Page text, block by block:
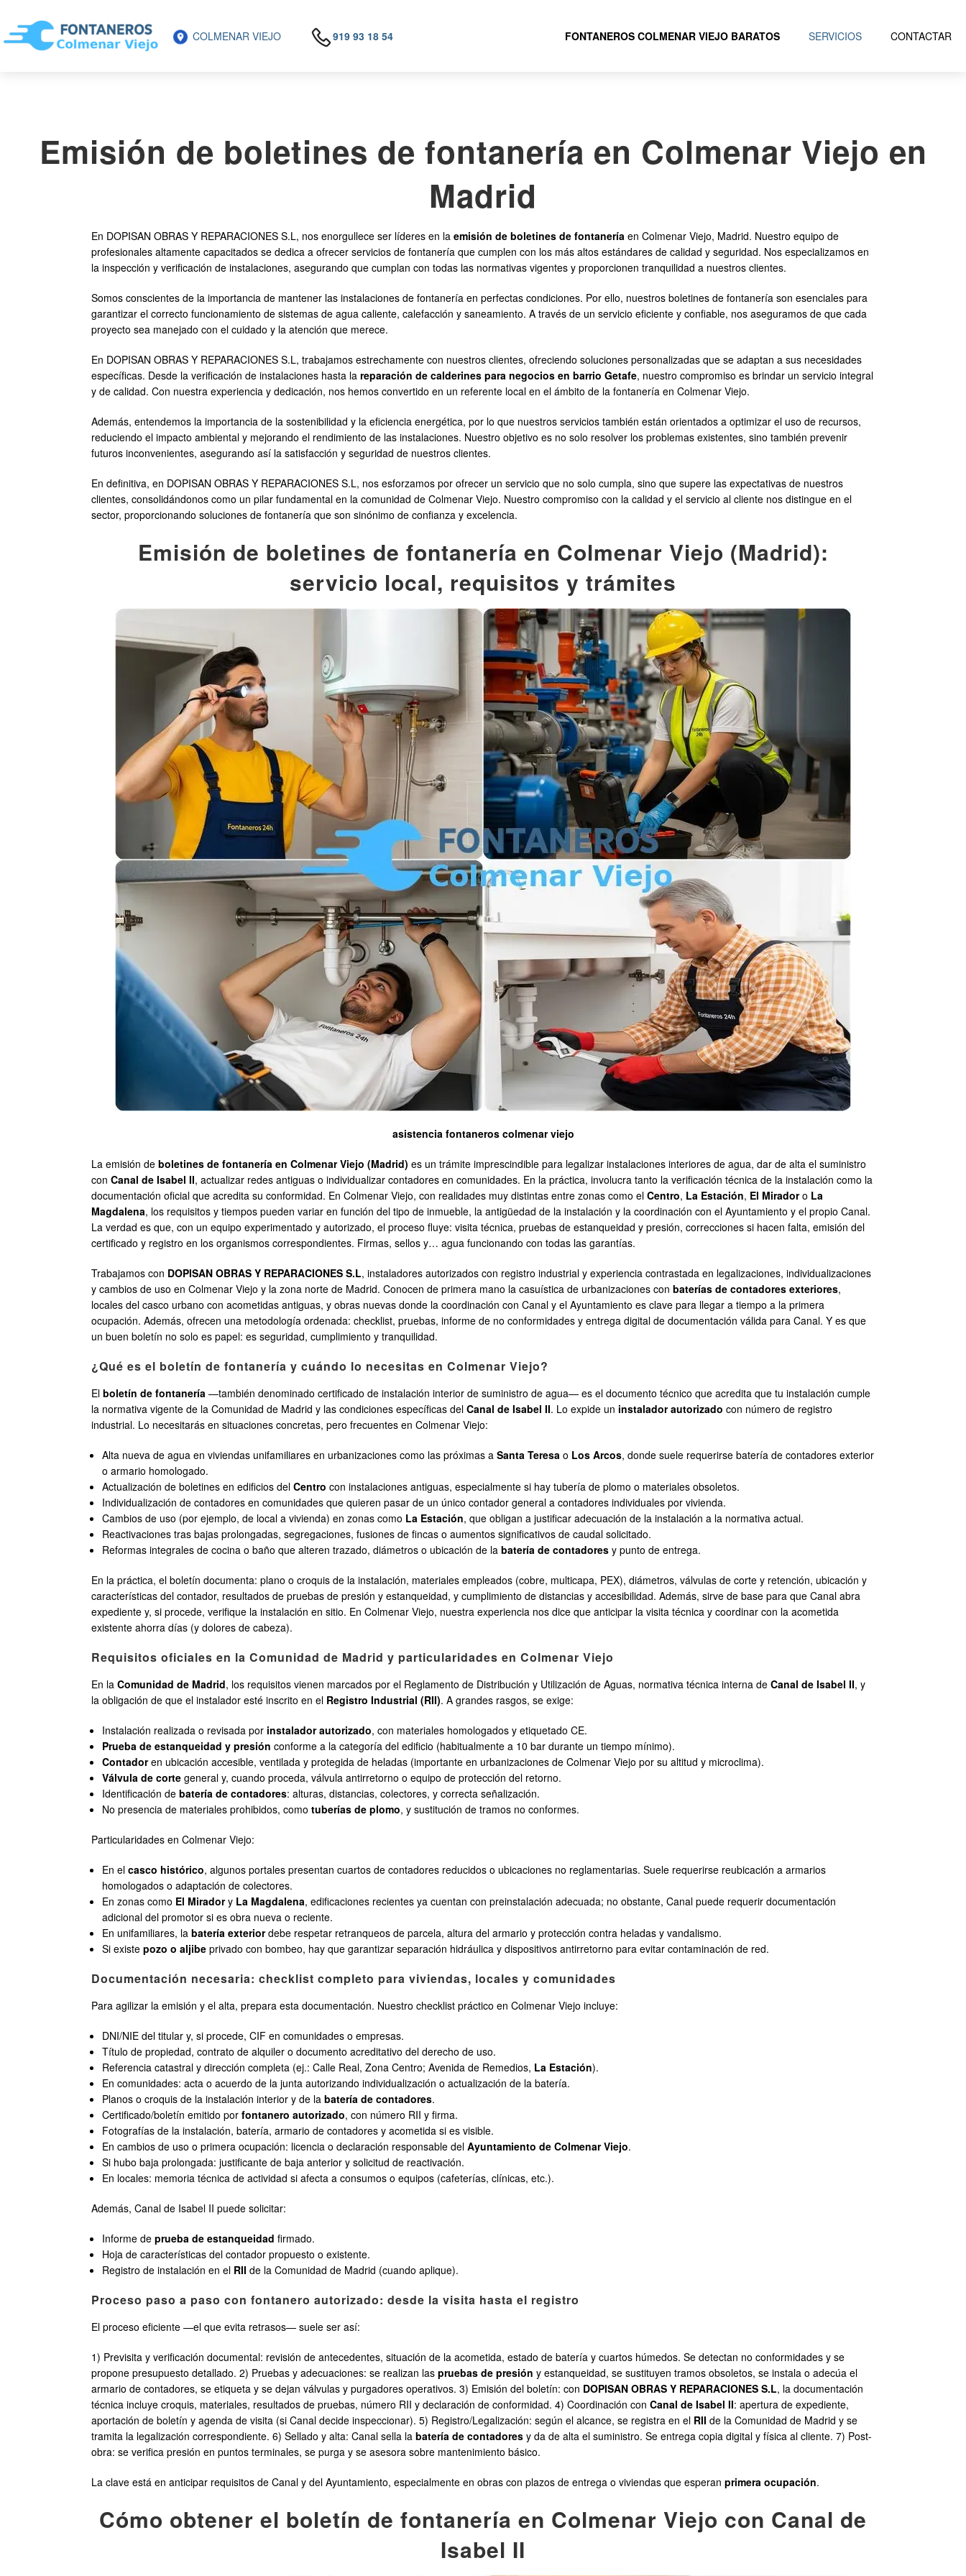
COLMENAR VIEJO 919 93 18 54 FONTANEROS COLMENAR VIEJO BARATOS SERVICIOS CONTACTAR
Emisión de boletines de fontanería en Colmenar Viejo en
Madrid
En DOPISAN OBRAS Y REPARACIONES S.L, nos enorgullece ser líderes en la emisión de boletines de fontanería en Colmenar Viejo, Madrid. Nuestro equipo de
profesionales altamente capacitados se dedica a ofrecer servicios de fontanería que cumplen con los más altos estándares de calidad y seguridad. Nos especializamos en
la inspección y verificación de instalaciones, asegurando que cumplan con todas las normativas vigentes y proporcionen tranquilidad a nuestros clientes.
Somos conscientes de la importancia de mantener las instalaciones de fontanería en perfectas condiciones. Por ello, nuestros boletines de fontanería son esenciales para
garantizar el correcto funcionamiento de sistemas de agua caliente, calefacción y saneamiento. A través de un servicio eficiente y confiable, nos aseguramos de que cada
proyecto sea manejado con el cuidado y la atención que merece.
En DOPISAN OBRAS Y REPARACIONES S.L, trabajamos estrechamente con nuestros clientes, ofreciendo soluciones personalizadas que se adaptan a sus necesidades
específicas. Desde la verificación de instalaciones hasta la reparación de calderines para negocios en barrio Getafe, nuestro compromiso es brindar un servicio integral
y de calidad. Con nuestra experiencia y dedicación, nos hemos convertido en un referente local en el ámbito de la fontanería en Colmenar Viejo.
Además, entendemos la importancia de la sostenibilidad y la eficiencia energética, por lo que nuestros servicios también están orientados a optimizar el uso de recursos,
reduciendo el impacto ambiental y mejorando el rendimiento de las instalaciones. Nuestro objetivo es no solo resolver los problemas existentes, sino también prevenir
futuros inconvenientes, asegurando así la satisfacción y seguridad de nuestros clientes.
En definitiva, en DOPISAN OBRAS Y REPARACIONES S.L, nos esforzamos por ofrecer un servicio que no solo cumpla, sino que supere las expectativas de nuestros
clientes, consolidándonos como un pilar fundamental en la comunidad de Colmenar Viejo. Nuestro compromiso con la calidad y el servicio al cliente nos distingue en el
sector, proporcionando soluciones de fontanería que son sinónimo de confianza y excelencia.
Emisión de boletines de fontanería en Colmenar Viejo (Madrid):
servicio local, requisitos y trámites
asistencia fontaneros colmenar viejo
La emisión de boletines de fontanería en Colmenar Viejo (Madrid) es un trámite imprescindible para legalizar instalaciones interiores de agua, dar de alta el suministro
con Canal de Isabel II, actualizar redes antiguas o individualizar contadores en comunidades. En la práctica, involucra tanto la verificación técnica de la instalación como la
documentación oficial que acredita su conformidad. En Colmenar Viejo, con realidades muy distintas entre zonas como el Centro, La Estación, El Miradoro La
Magdalena, los requisitos y tiempos pueden variar en función del tipo de inmueble, la antigüedad de la instalación y la coordinación con el Ayuntamiento y el propio Canal.
La verdad es que, con un equipo experimentado y autorizado, el proceso fluye: visita técnica, pruebas de estanqueidad y presión, correcciones si hacen falta, emisión del
certificado y registro en los organismos correspondientes. Firmas, sellos y… agua funcionando con todas las garantías.
Trabajamos con DOPISAN OBRAS Y REPARACIONES S.L, instaladores autorizados con registro industrial y experiencia contrastada en legalizaciones, individualizaciones
y cambios de uso en Colmenar Viejo y la zona norte de Madrid. Conocen de primera mano la casuística de urbanizaciones con baterías de contadores exteriores,
locales del casco urbano con acometidas antiguas, y obras nuevas donde la coordinación con Canal y el Ayuntamiento es clave para llegar a tiempo a la primera
ocupación. Además, ofrecen una metodología ordenada: checklist, pruebas, informe de no conformidades y entrega digital de documentación válida para Canal. Y es que
un buen boletín no solo es papel: es seguridad, cumplimiento y tranquilidad.
¿Qué es el boletín de fontanería y cuándo lo necesitas en Colmenar Viejo?
El boletín de fontanería —también denominado certificado de instalación interior de suministro de agua— es el documento técnico que acredita que tu instalación cumple
la normativa vigente de la Comunidad de Madrid y las condiciones específicas del Canal de Isabel II. Lo expide un instalador autorizado con número de registro
industrial. Lo necesitarás en situaciones concretas, pero frecuentes en Colmenar Viejo:
Alta nueva de agua en viviendas unifamiliares en urbanizaciones como las próximas aSanta Teresa o Los Arcos, donde suele requerirse batería de contadores exterior
o armario homologado.
Actualización de boletines en edificios delCentro con instalaciones antiguas, especialmente si hay tubería de plomo o materiales obsoletos.
Individualización de contadores en comunidades que quieren pasar de un único contador general a contadores individuales por vivienda.
Cambios de uso (por ejemplo, de local a vivienda) en zonas como La Estación, que obligan a justificar adecuación de la instalación a la normativa actual.
Reactivaciones tras bajas prolongadas, segregaciones, fusiones de fincas o aumentos significativos de caudal solicitado.
Reformas integrales de cocina o baño que alteren trazado, diámetros o ubicación de labatería de contadores y punto de entrega.
En la práctica, el boletín documenta: plano o croquis de la instalación, materiales empleados (cobre, multicapa, PEX), diámetros, válvulas de corte y retención, ubicación y
características del contador, resultados de pruebas de presión y estanqueidad, y cumplimiento de distancias y accesibilidad. Además, sirve de base para que Canal abra
expediente y, si procede, verifique la instalación en sitio. En Colmenar Viejo, nuestra experiencia nos dice que anticipar la visita técnica y coordinar con la acometida
existente ahorra días (y dolores de cabeza).
Requisitos oficiales en la Comunidad de Madrid y particularidades en Colmenar Viejo
En la Comunidad de Madrid, los requisitos vienen marcados por el Reglamento de Distribución y Utilización de Aguas, normativa técnica interna de Canal de Isabel II, y
la obligación de que el instalador esté inscrito en el Registro Industrial (RII). A grandes rasgos, se exige:
Instalación realizada o revisada por instalador autorizado, con materiales homologados y etiquetado CE.
Prueba de estanqueidad y presión conforme a la categoría del edificio (habitualmente a 10 bar durante un tiempo mínimo).
Contadoren ubicación accesible, ventilada y protegida de heladas (importante en urbanizaciones de Colmenar Viejo por su altitud y microclima).
Válvula de corte general y, cuando proceda, válvula antirretorno o equipo de protección del retorno.
Identificación debatería de contadores: alturas, distancias, colectores, y correcta señalización.
No presencia de materiales prohibidos, comotuberías de plomo, y sustitución de tramos no conformes.
Particularidades en Colmenar Viejo:
En elcasco histórico, algunos portales presentan cuartos de contadores reducidos o ubicaciones no reglamentarias. Suele requerirse reubicación a armarios
homologados o adaptación de colectores.
En zonas como El Miradory La Magdalena, edificaciones recientes ya cuentan con preinstalación adecuada; no obstante, Canal puede requerir documentación
adicional del promotor si es obra nueva o reciente.
En unifamiliares, labatería exteriordebe respetar retranqueos de parcela, altura del armario y protección contra heladas y vandalismo.
Si existepozo o aljibe privado con bombeo, hay que garantizar separación hidráulica y dispositivos antirretorno para evitar contaminación de red.
Documentación necesaria: checklist completo para viviendas, locales y comunidades
Para agilizar la emisión y el alta, prepara esta documentación. Nuestro checklist práctico en Colmenar Viejo incluye:
DNI/NIE del titular y, si procede, CIF en comunidades o empresas.
Título de propiedad, contrato de alquiler o documento acreditativo del derecho de uso.
Referencia catastral y dirección completa (ej.: Calle Real, Zona Centro; Avenida de Remedios, La Estación).
En comunidades: acta o acuerdo de la junta autorizando individualización o actualización de la batería.
Planos o croquis de la instalación interior y de labatería de contadores.
Certificado/boletín emitido porfontanero autorizado, con número RII y firma.
Fotografías de la instalación, batería, armario de contadores y acometida si es visible.
En cambios de uso o primera ocupación: licencia o declaración responsable delAyuntamiento de Colmenar Viejo.
Si hubo baja prolongada: justificante de baja anterior y solicitud de reactivación.
En locales: memoria técnica de actividad si afecta a consumos o equipos (cafeterías, clínicas, etc.).
Además, Canal de Isabel II puede solicitar:
Informe deprueba de estanqueidad firmado.
Hoja de características del contador propuesto o existente.
Registro de instalación en el RII de la Comunidad de Madrid (cuando aplique).
Proceso paso a paso con fontanero autorizado: desde la visita hasta el registro
El proceso eficiente —el que evita retrasos— suele ser así:
1) Previsita y verificación documental: revisión de antecedentes, situación de la acometida, estado de batería y cuartos húmedos. Se detectan no conformidades y se
propone presupuesto detallado. 2) Pruebas y adecuaciones: se realizan las pruebas de presión y estanqueidad, se sustituyen tramos obsoletos, se instala o adecúa el
armario de contadores, se etiqueta y se dejan válvulas y purgadores operativos. 3) Emisión del boletín: con DOPISAN OBRAS Y REPARACIONES S.L, la documentación
técnica incluye croquis, materiales, resultados de pruebas, número RII y declaración de conformidad. 4) Coordinación con Canal de Isabel II: apertura de expediente,
aportación de boletín y agenda de visita (si Canal decide inspeccionar). 5) Registro/Legalización: según el alcance, se registra en el RII de la Comunidad de Madrid y se
tramita la legalización correspondiente. 6) Sellado y alta: Canal sella la batería de contadores y da de alta el suministro. Se entrega copia digital y física al cliente. 7) Post-
obra: se verifica presión en puntos terminales, se purga y se asesora sobre mantenimiento básico.
La clave está en anticipar requisitos de Canal y del Ayuntamiento, especialmente en obras con plazos de entrega o viviendas que esperan primera ocupación.
Cómo obtener el boletín de fontanería en Colmenar Viejo con Canal de
Isabel II